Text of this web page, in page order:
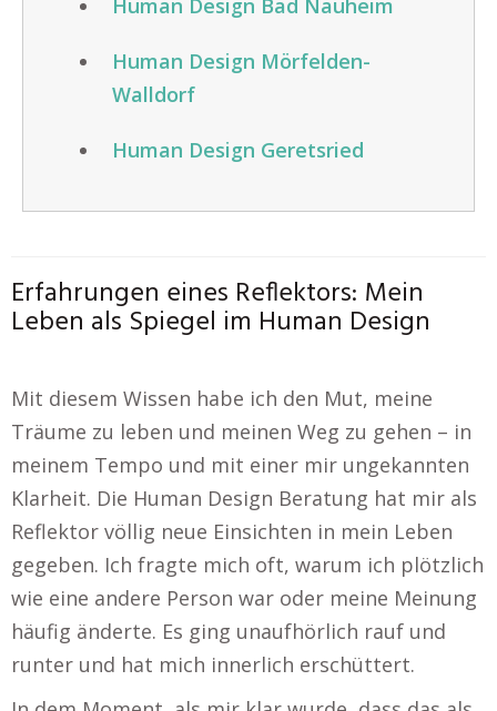
Human Design Bad Nauheim
Human Design Mörfelden-
Walldorf
Human Design Geretsried
Erfahrungen eines Reflektors: Mein
Leben als Spiegel im Human Design
Mit diesem Wissen habe ich den Mut, meine
Träume zu leben und meinen Weg zu gehen – in
meinem Tempo und mit einer mir ungekannten
Klarheit. Die Human Design Beratung hat mir als
Reflektor völlig neue Einsichten in mein Leben
gegeben. Ich fragte mich oft, warum ich plötzlich
wie eine andere Person war oder meine Meinung
häufig änderte. Es ging unaufhörlich rauf und
runter und hat mich innerlich erschüttert.